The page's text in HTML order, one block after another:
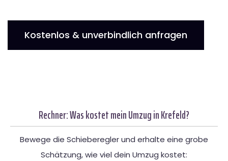
Kostenlos & unverbindlich anfragen
Rechner: Was kostet mein Umzug in Krefeld?
Bewege die Schieberegler und erhalte eine grobe
Schätzung, wie viel dein Umzug kostet: